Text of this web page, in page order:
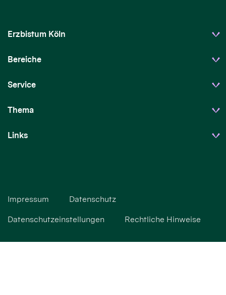
Erzbistum Köln
Bereiche
Service
Thema
Links
Impressum Datenschutz
Datenschutzeinstellungen Rechtliche Hinweise